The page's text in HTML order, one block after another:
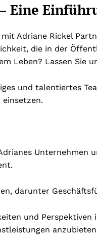
Eine
Adriane Rickel
die in der
Leben? Lassen Sie
und talentiertes
einsetzen.
Unternehmen
darunter
und Perspektiven